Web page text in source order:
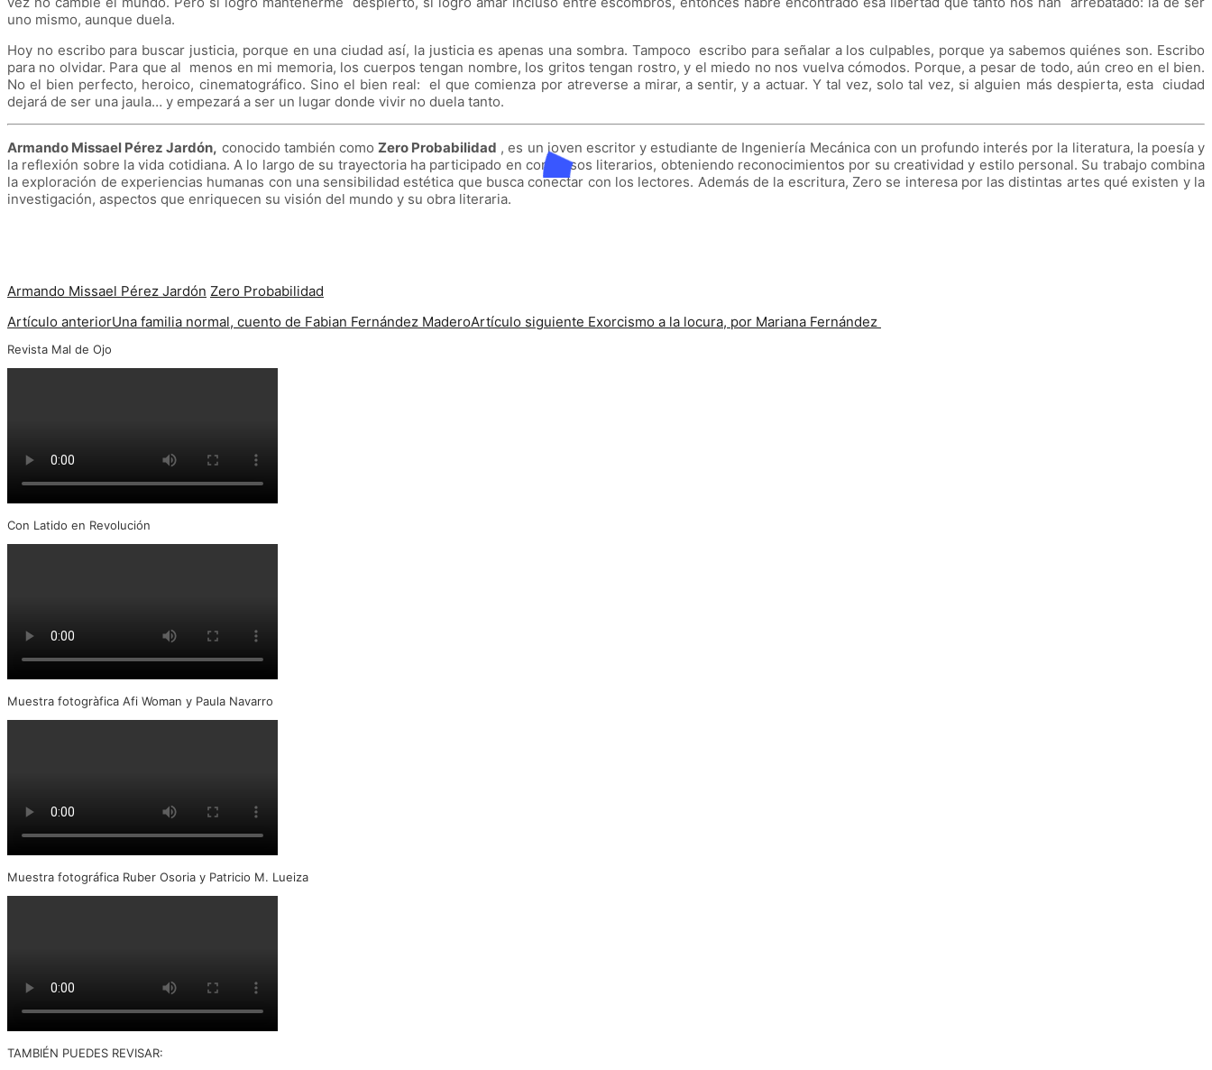
uno mismo, aunque duela.
Hoy no escribo para buscar justicia, porque en una ciudad así, la justicia es apenas una sombra. Tampoco escribo para señalar a los culpables, porque ya sabemos quiénes son. Escribo
para no olvidar. Para que al menos en mi memoria, los cuerpos tengan nombre, los gritos tengan rostro, y el miedo no nos vuelva cómodos. Porque, a pesar de todo, aún creo en el bien.
No el bien perfecto, heroico, cinematográfico. Sino el bien real: el que comienza por atreverse a mirar, a sentir, y a actuar. Y tal vez, solo tal vez, si alguien más despierta, esta ciudad
dejará de ser una jaula… y empezará a ser un lugar donde vivir no duela tanto.
Armando Missael Pérez Jardón, conocido también comoZero Probabilidad , es un joven escritor y estudiante de Ingeniería Mecánica con un profundo interés por la literatura, la poesía y
la reflexión sobre la vida cotidiana. A lo largo de su trayectoria ha participado en concursos literarios, obteniendo reconocimientos por su creatividad y estilo personal. Su trabajo combina
la exploración de experiencias humanas con una sensibilidad estética que busca conectar con los lectores. Además de la escritura, Zero se interesa por las distintas artes qué existen y la
investigación, aspectos que enriquecen su visión del mundo y su obra literaria.
Armando Missael Pérez Jardón Zero Probabilidad
Artículo anteriorUna familia normal, cuento de Fabian Fernández MaderoArtículo siguiente Exorcismo a la locura, por Mariana Fernández
Revista Mal de Ojo
Con Latido en Revolución
Muestra fotogràfica Afi Woman y Paula Navarro
Muestra fotográfica Ruber Osoria y Patricio M. Lueiza
TAMBIÉN PUEDES REVISAR: